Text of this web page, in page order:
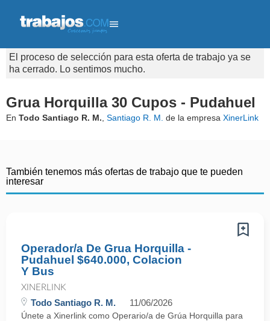
El proceso de selección para esta oferta de trabajo ya se
ha cerrado. Lo sentimos mucho.
Grua Horquilla 30 Cupos - Pudahuel
En Todo Santiago R. M. Santiago R. M. de la empresa XinerLink
También tenemos más ofertas de trabajo que te pueden
interesar
Operador/a De Grua Horquilla -
Pudahuel $640.000, Colacion
Y Bus
XINERLINK
Todo Santiago R. M. 11/06/2026
Únete a Xinerlink como Operario/a de Grúa Horquilla para